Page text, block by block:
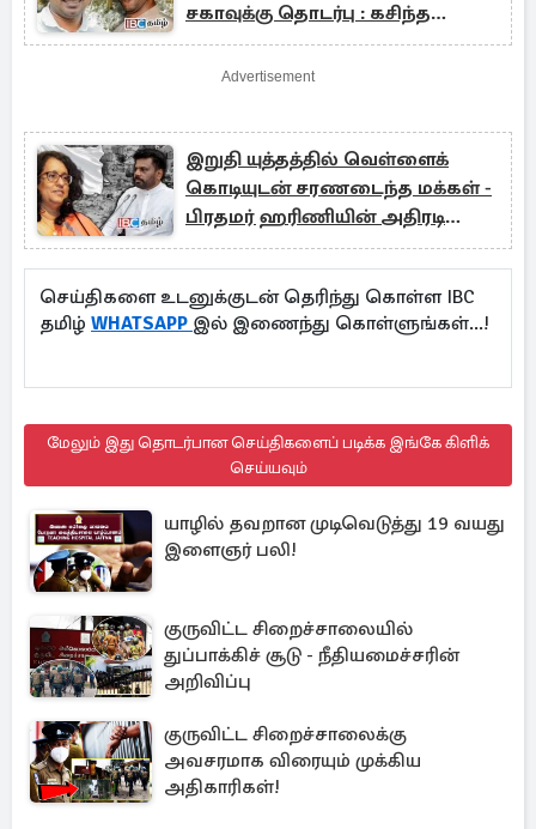
சகாவுக்கு தொடர்பு : கசிந்த
அதிர்ச்சி தகவல்
Advertisement
இறுதி யுத்தத்தில் வெள்ளைக்
கொடியுடன் சரணடைந்த மக்கள் -
பிரதமர் ஹரிணியின் அதிரடி
அறிவிப்பு
செய்திகளை உடனுக்குடன் தெரிந்து கொள்ள IBC
தமிழ் WHATSAPP இல் இணைந்து கொள்ளுங்கள்...!
மேலும் இது தொடர்பான செய்திகளைப் படிக்க இங்கே கிளிக்
செய்யவும்
யாழில் தவறான முடிவெடுத்து 19 வயது
இளைஞர் பலி!
குருவிட்ட சிறைச்சாலையில்
துப்பாக்கிச் சூடு - நீதியமைச்சரின்
அறிவிப்பு
குருவிட்ட சிறைச்சாலைக்கு
அவசரமாக விரையும் முக்கிய
அதிகாரிகள்!